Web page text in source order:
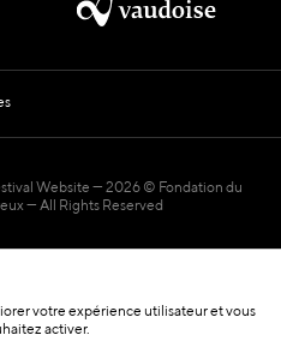
votre expérience utilisateur et vous
activer.
Website
2026 © Fondation du
— All Rights Reserved